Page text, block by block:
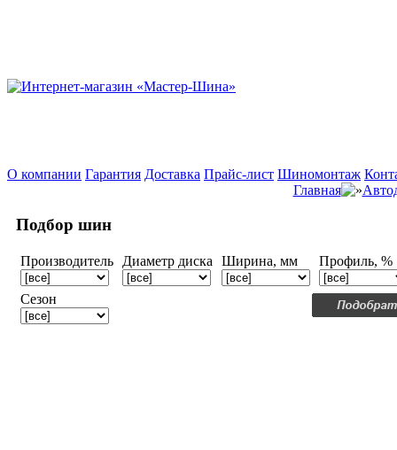
О компании Гарантия Доставка Прайс-лист Шиномонтаж
Главная
Подбор шин
Производитель Диаметр диска Ширина, мм Профиль, %
Сезон